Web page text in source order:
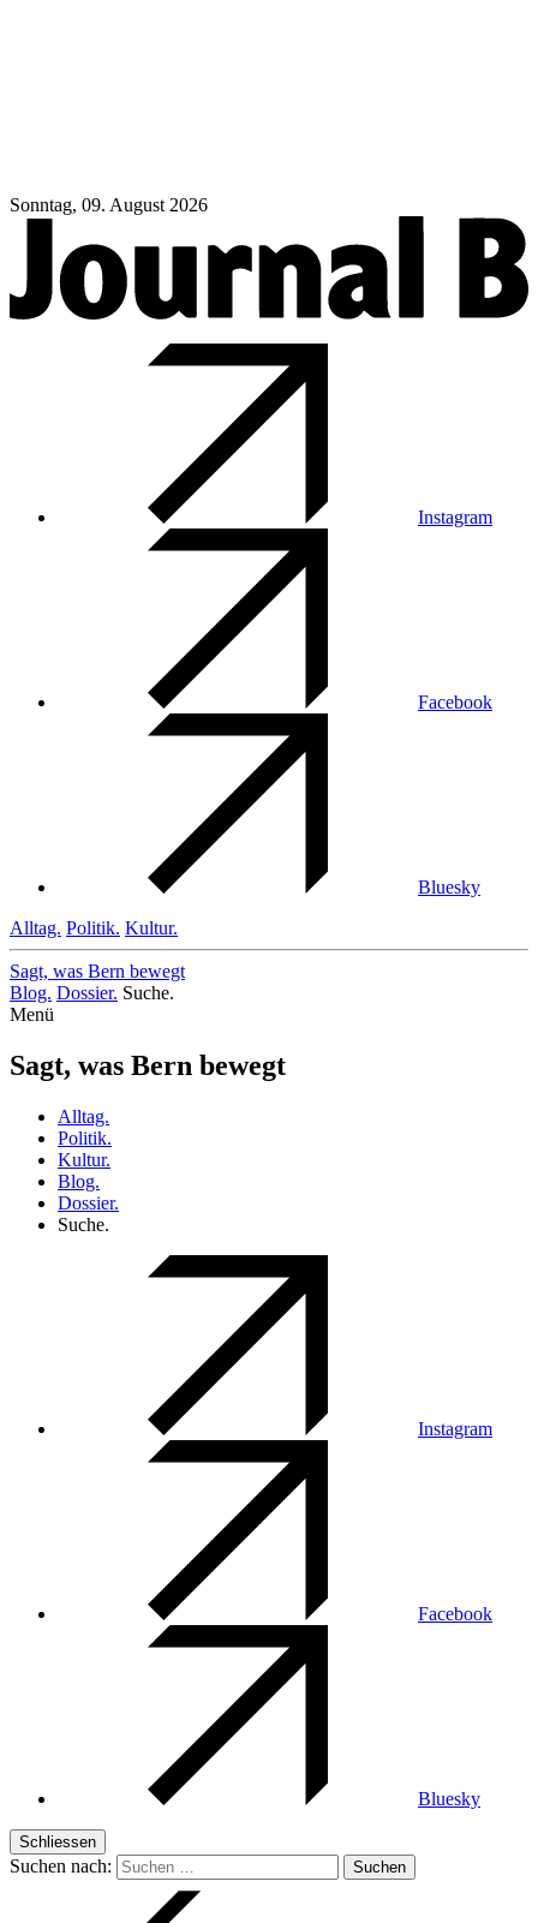
Sonntag, 09. August 2026
Instagram
Facebook
Bluesky
Alltag. Politik. Kultur.
Sagt, was Bern bewegt
Blog. Dossier. Suche.
Menü
Sagt, was Bern bewegt
Alltag.
Politik.
Kultur.
Blog.
Dossier.
Suche.
Instagram
Facebook
Bluesky
Schliessen
Suchen nach: